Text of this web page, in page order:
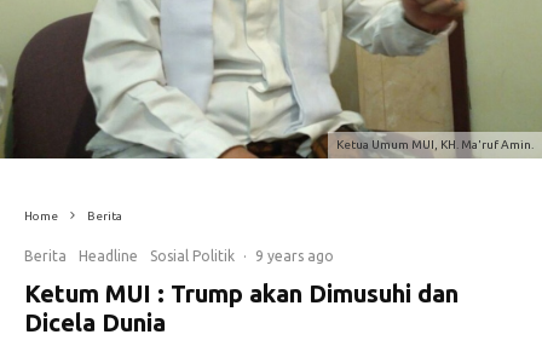
Ketua Umum MUI, KH. Ma'ruf Amin.
Home Berita
Berita Headline Sosial Politik · 9 years ago
Ketum MUI : Trump akan Dimusuhi dan
Dicela Dunia